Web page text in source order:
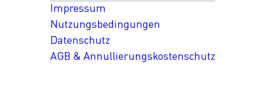
Impressum
Nutzungsbedingungen
Datenschutz
AGB & Annullierungskostenschutz